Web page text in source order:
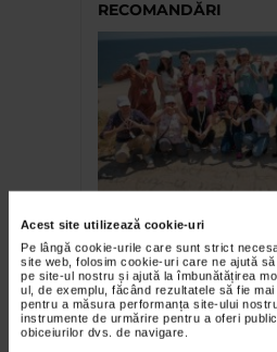
Acest site utilizează cookie-uri
Pe lângă cookie-urile care sunt strict
site web, folosim cookie-uri care ne ajută
pe site-ul nostru și ajută la îmbunătățirea
ul, de exemplu, făcând rezultatele să fie
pentru a măsura performanța site-ului
instrumente de urmărire pentru a oferi
obiceiurilor dvs. de navigare.
RECOMANDĂRI
Școala de Vară
Eforie Sud, 2023